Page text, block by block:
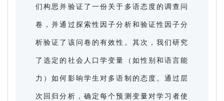
们构思并验证了一份关于多语态度的调查问
卷，并通过探索性因子分析和验证性因子分
析验证了该问卷的有效性。其次，我们研究
了选定的社会人口学变量（如性别和语言能
力）如何影响学生对多语制的态度。通过层
次回归分析，确定每个预测变量对学习者使